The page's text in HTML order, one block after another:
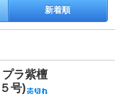
新着順
ラ紫檀
号)